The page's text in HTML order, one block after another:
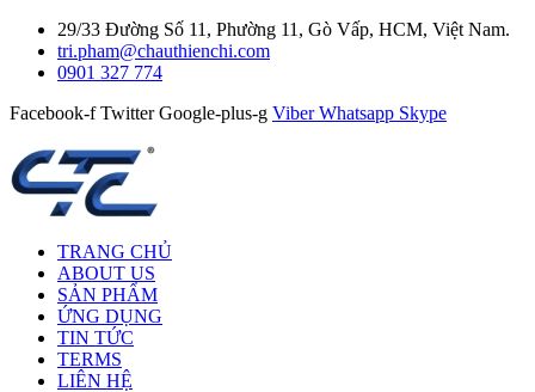
29/33 Đường Số 11, Phường 11, Gò Vấp, HCM, Việt Nam.
tri.pham@chauthienchi.com
0901 327 774
Facebook-f Twitter Google-plus-g Viber Whatsapp Skype
TRANG CHỦ
ABOUT US
SẢN PHẨM
ỨNG DỤNG
TIN TỨC
TERMS
LIÊN HỆ